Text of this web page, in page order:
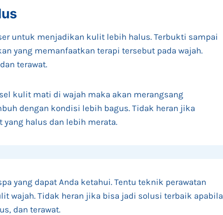
untuk menjadikan kulit lebih halus. Terbukti sampai
yang memanfaatkan terapi tersebut pada wajah.
terawat.
kulit mati di wajah maka akan merangsang
dengan kondisi lebih bagus. Tidak heran jika
halus dan lebih merata.
yang dapat Anda ketahui. Tentu teknik perawatan
wajah. Tidak heran jika bisa jadi solusi terbaik apabila
dan terawat.